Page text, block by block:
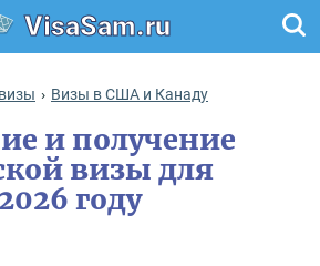
VisaSam.ru
Визы в США и Канаду
и получение
визы для
году